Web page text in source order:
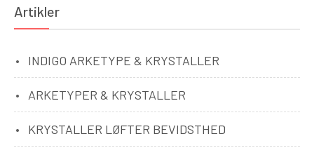
Artikler
INDIGO ARKETYPE & KRYSTALLER
ARKETYPER & KRYSTALLER
KRYSTALLER LØFTER BEVIDSTHED